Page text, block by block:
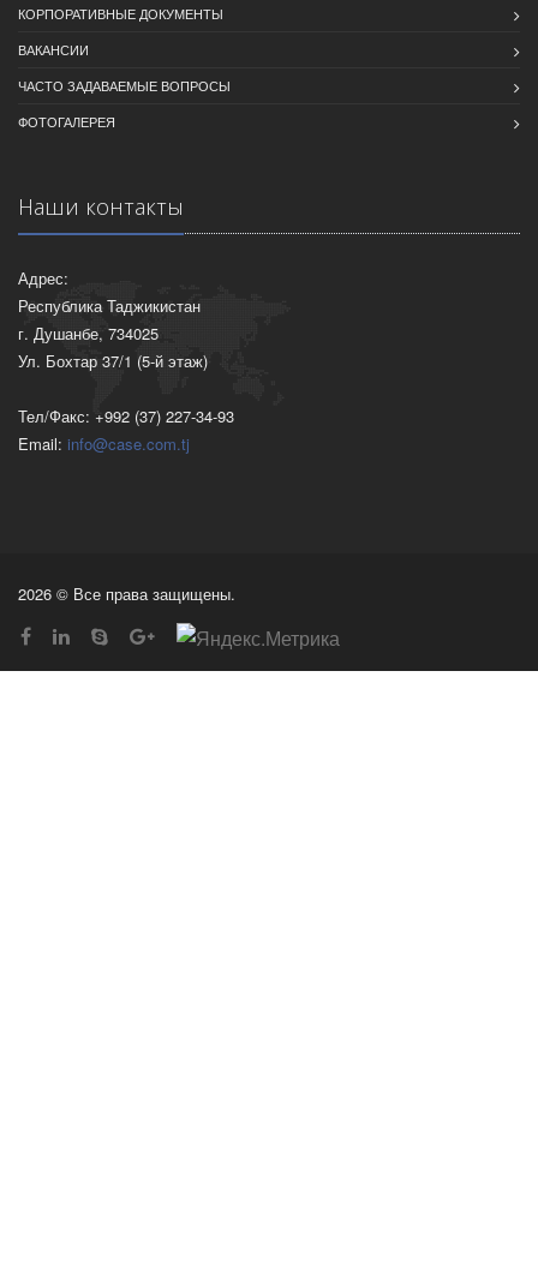
КОРПОРАТИВНЫЕ ДОКУМЕНТЫ
ВАКАНСИИ
ЧАСТО ЗАДАВАЕМЫЕ ВОПРОСЫ
ФОТОГАЛЕРЕЯ
Наши контакты
Адрес:
Республика Таджикистан
г. Душанбе, 734025
Ул. Бохтар 37/1 (5-й этаж)
Тел/Факс: +992 (37) 227-34-93
Email: info@case.com.tj
2026 © Все права защищены.